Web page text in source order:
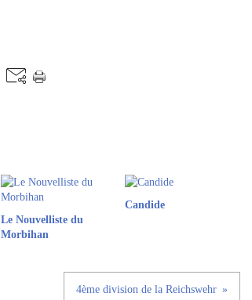
Le Nouvelliste du
Morbihan
Candide
4ème division de la Reichswehr